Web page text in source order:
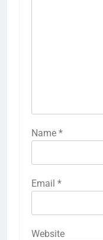
Name *
Email *
Website